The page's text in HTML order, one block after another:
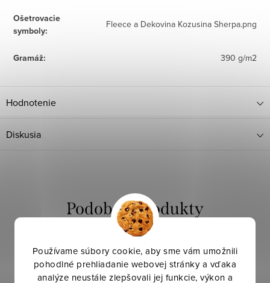
Používame súbory cookie, aby sme vám umožnili
pohodlné prehliadanie webovej stránky a vďaka
analýze neustále zlepšovali jej funkcie, výkon a
Ošetrovacie
symboly:
Fleece a Dekovina Kozusina Sherpa.png
Gramáž: 390 g/m2
Hodnotenie
Diskusia